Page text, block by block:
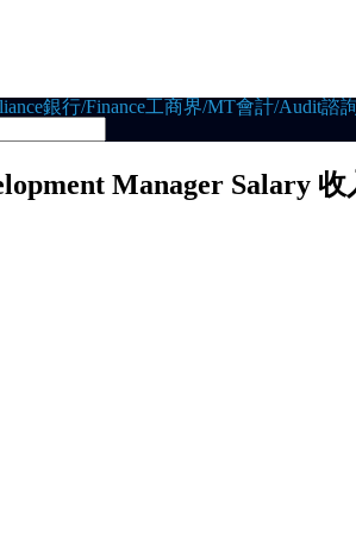
銀行/Finance工商界/MT會計/Audit諮
Manager Salary 收